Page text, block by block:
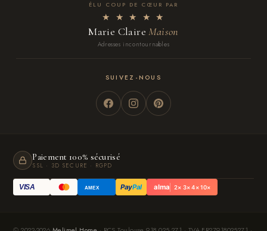
ÉLU COUP DE CŒUR PAR
★ ★ ★ ★ ★
Marie ClaireMaison
Adresses incontournables
SUIVEZ-NOUS
Paiement 100% sécurisé
SSL · 3D SECURE · RGPD
VISA AMEX PayPal alma 2× 3× 4× 10×